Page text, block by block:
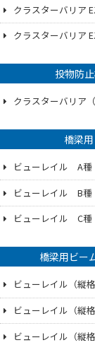
クラスターバリア
クラスターバリア
投物防
クラスターバリア（
橋梁
ビューレイル A種
ビューレイル B種
ビューレイル C種
橋梁用ビー
ビューレイル（縦
ビューレイル（縦
ビューレイル（縦